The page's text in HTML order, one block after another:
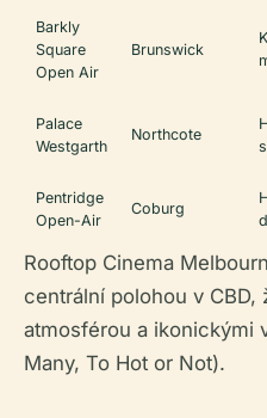
Barkly
Square
Open Air
Brunswick
Palace
Westgarth
Northcote
Pentridge
Open-Air
Coburg
Rooftop Cinema
centrální polohou v CBD,
atmosférou a ikonickými
Many, To Hot or Not).